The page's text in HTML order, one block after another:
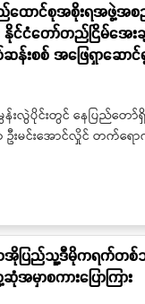
ြည်ထောင်စုအစိုးရအဖွဲ့
တော်တည်ငြိမ်အေးချ
းစစ် အဖြေရှာဆော
လွဲပိုင်းတွင် နေပြည်တော်
းမင်းအောင်လှိုင် တက်ရော
ာအိုပြည်သူ့ဒီမိုကရက်တစ်
အမှာစကားပြောကြား